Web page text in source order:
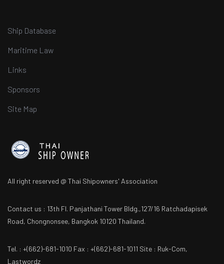
Ship Database
Maritime Law
Links
Sponsors
Site Map
All right reserved @ Thai Shipowners' Association
Contact us : 13th Fl. Panjathani Tower Bldg.,127/16 Ratchadapisek
Road, Chongnonsee, Bangkok 10120 Thailand.
Tel. : +(662)-681-1010 Fax : +(662)-681-1011 Site : Ruk-Com,
Lastwordz